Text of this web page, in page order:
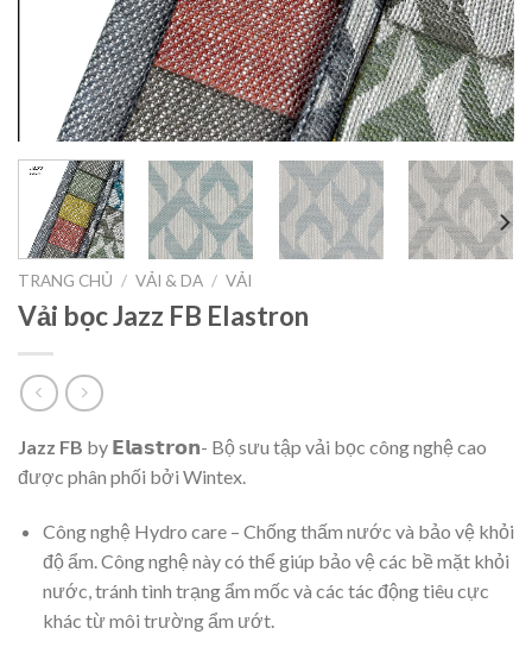
TRANG CHỦ / VẢI & DA / VẢI
Vải bọc Jazz FB Elastron
Jazz FB by 𝗘𝗹𝗮𝘀𝘁𝗿𝗼𝗻- Bộ sưu tập vải bọc công nghệ cao
được phân phối bởi Wintex.
Công nghệ Hydro care – Chống thấm nước và bảo vệ khỏi
độ ẩm. Công nghệ này có thể giúp bảo vệ các bề mặt khỏi
nước, tránh tình trạng ẩm mốc và các tác động tiêu cực
khác từ môi trường ẩm ướt.